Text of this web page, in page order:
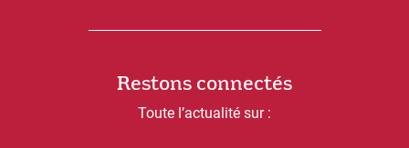
Restons connectés
Toute l’actualité sur :